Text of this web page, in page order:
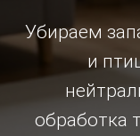
Убираем
и
обработка